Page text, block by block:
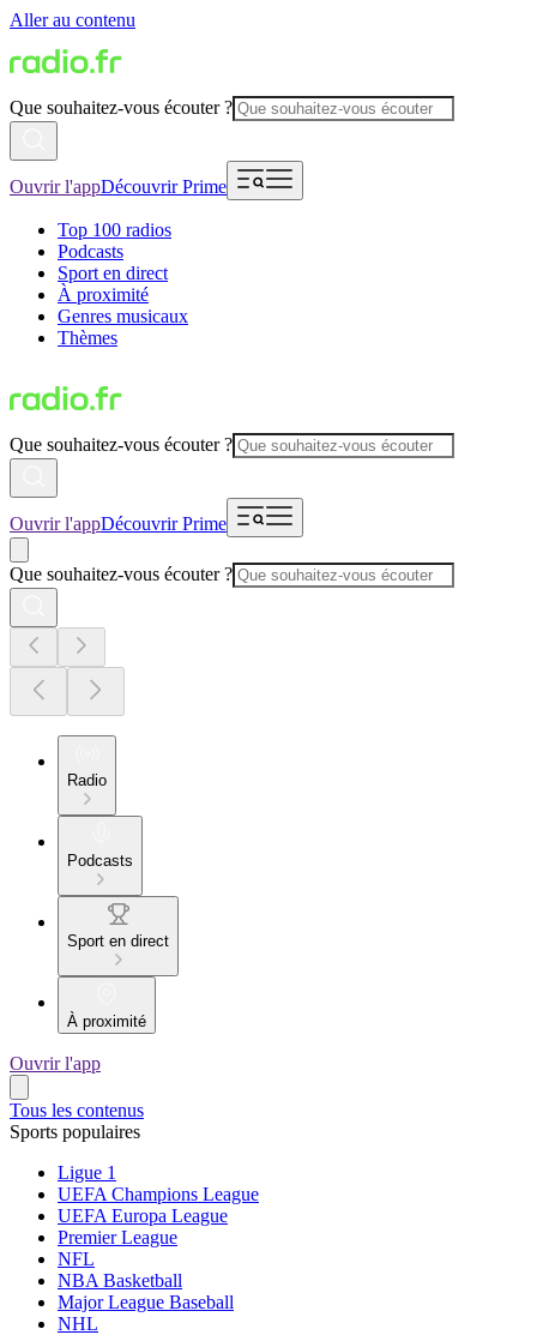
Aller au contenu
Que souhaitez-vous écouter ?
Ouvrir l'appDécouvrir Prime
Top 100 radios
Podcasts
Sport en direct
À proximité
Genres musicaux
Thèmes
Que souhaitez-vous écouter ?
Ouvrir l'appDécouvrir Prime
Que souhaitez-vous écouter ?
Radio
Podcasts
Sport en direct
À proximité
Ouvrir l'app
Tous les contenus
Sports populaires
Ligue 1
UEFA Champions League
UEFA Europa League
Premier League
NFL
NBA Basketball
Major League Baseball
NHL